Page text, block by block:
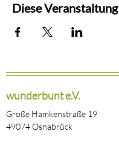
Diese
wunderbunt e.V.
Große Hamkenstraße 19
49074 Osnabrück